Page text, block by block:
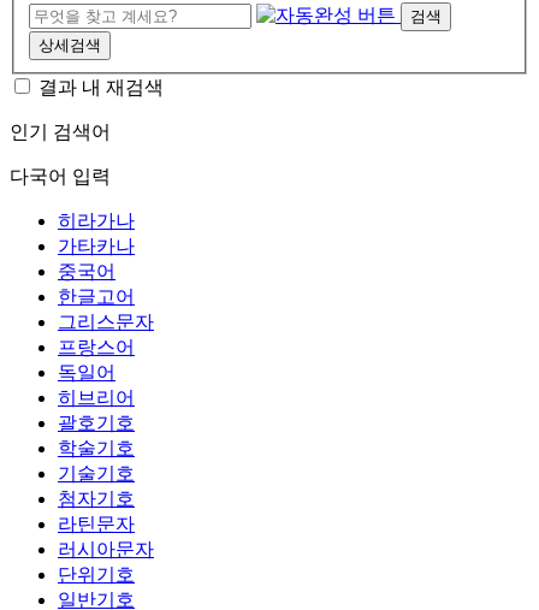
검색
상세검색
결과 내 재검색
인기 검색어
다국어 입력
히라가나
가타카나
중국어
한글고어
그리스문자
프랑스어
독일어
히브리어
괄호기호
학술기호
기술기호
첨자기호
라틴문자
러시아문자
단위기호
일반기호